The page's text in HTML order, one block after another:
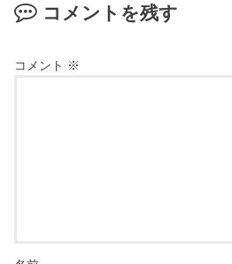
コメントを残す
コメント ※